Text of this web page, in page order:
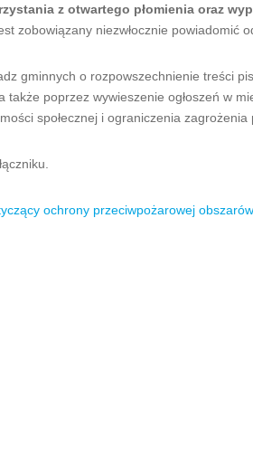
z otwartego płomienia oraz
zobowiązany niezwłocznie powiadomić
gminnych o rozpowszechnienie treści
poprzez wywieszenie ogłoszeń w
społecznej i ograniczenia zagrożenia
ochrony przeciwpożarowej